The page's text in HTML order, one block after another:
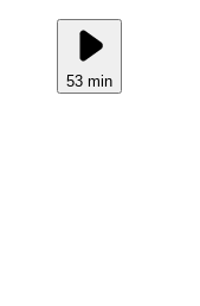
53 min